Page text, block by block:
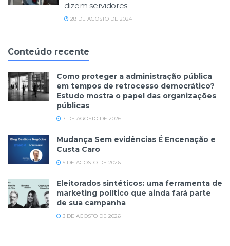
dizem servidores
28 DE AGOSTO DE 2024
Conteúdo recente
Como proteger a administração pública
em tempos de retrocesso democrático?
Estudo mostra o papel das organizações
públicas
7 DE AGOSTO DE 2026
Mudança Sem evidências É Encenação e
Custa Caro
5 DE AGOSTO DE 2026
Eleitorados sintéticos: uma ferramenta de
marketing político que ainda fará parte
de sua campanha
3 DE AGOSTO DE 2026